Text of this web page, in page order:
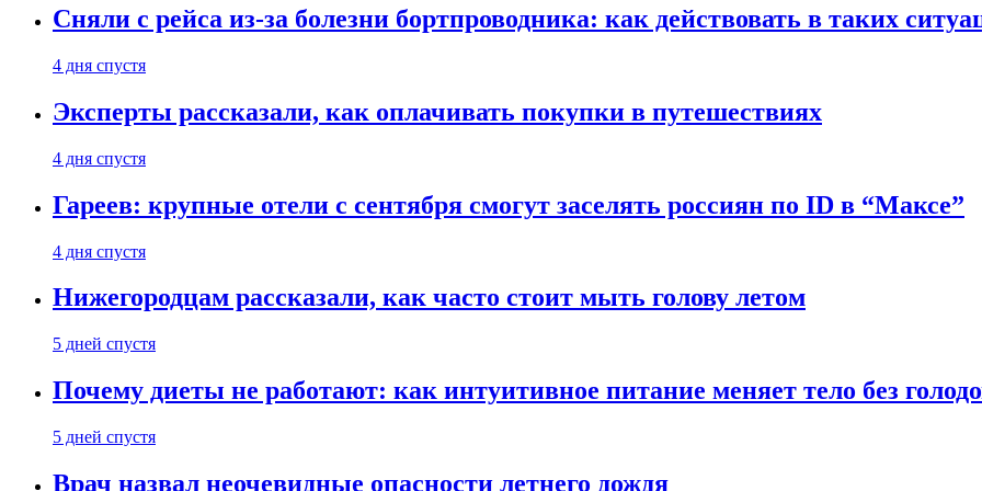
Сняли с рейса из-за болезни бортпроводника: как действовать в таких
4 дня спустя
Эксперты рассказали, как оплачивать покупки в путешествиях
4 дня спустя
Гареев: крупные отели с сентября смогут заселять россиян по ID в “Максе”
4 дня спустя
Нижегородцам рассказали, как часто стоит мыть голову летом
5 дней спустя
Почему диеты не работают: как интуитивное питание меняет тело без
5 дней спустя
Врач назвал неочевидные опасности летнего дождя